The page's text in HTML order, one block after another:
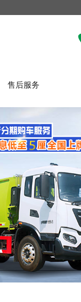
售后服务